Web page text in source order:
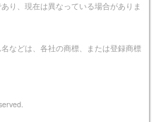
り、現在は異なっている場合がありま
などは、各社の商標、または登録商標